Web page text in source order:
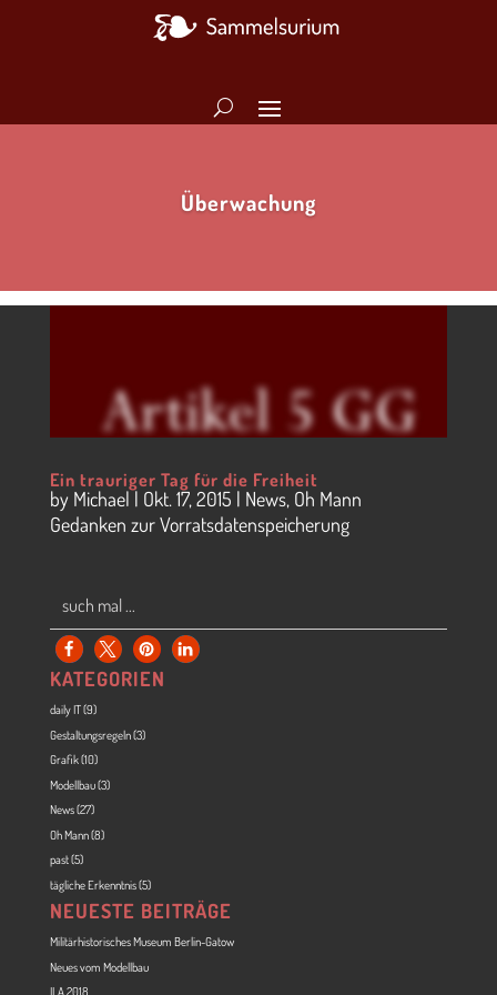
Überwachung
Ein trauriger Tag für die Freiheit
by Michael| Okt. 17, 2015 | News, Oh Mann
Gedanken zur Vorratsdatenspeicherung
KATEGORIEN
daily IT(9)
Gestaltungsregeln(3)
Grafik(10)
Modellbau(3)
News(27)
Oh Mann(8)
past(5)
tägliche Erkenntnis(5)
NEUESTE BEITRÄGE
Militärhistorisches Museum Berlin-Gatow
Neues vom Modellbau